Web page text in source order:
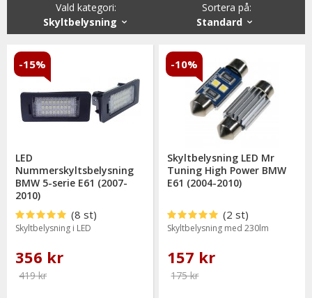
Ni når oss på 041332002 (vardagar 9-16) eller per mail
info@mrtuning.se
Sortera på:
Standard
Vald kategori:
Skyltbelysning
LED
Nummerskyltsbelysning
BMW 5-serie E61 (2007-
2010)
(8 st)
Skyltbelysning i LED
356 kr
419 kr
-15%
Skyltbelysning LED Mr
Tuning High Power BMW
E61 (2004-2010)
(2 st)
Skyltbelysning med 230lm
157 kr
175 kr
-10%